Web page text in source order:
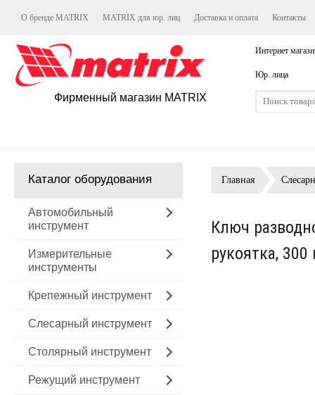
О бренде MATRIX MATRIX для юр. лиц Доставка и оплата Контакты
Фирменный магазин MATRIX
Интернет
Юр. лица
Каталог оборудования
Автомобильный
инструмент
Измерительные
инструменты
Крепежный инструмент
Слесарный инструмент
Столярный инструмент
Режущий инструмент
Главная
Ключ
рукоятка,